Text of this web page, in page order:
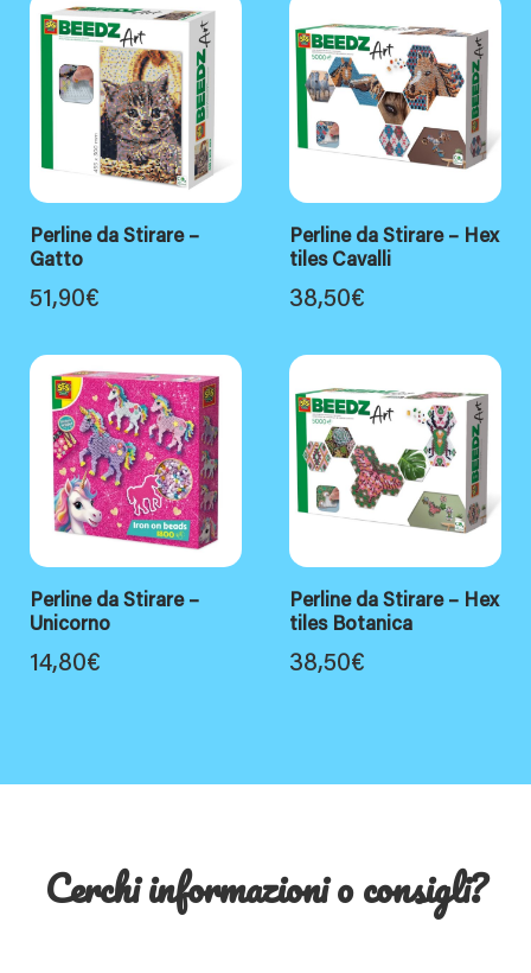
Perline da Stirare –
Gatto
51,90€
Perline da Stirare – Hex
tiles Cavalli
38,50€
Perline da Stirare –
Unicorno
14,80€
Perline da Stirare – Hex
tiles Botanica
38,50€
Cerchi informazioni o consigli?